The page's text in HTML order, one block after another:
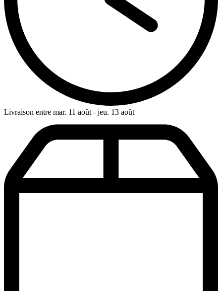
Livraison entre mar. 11 août - jeu. 13 août